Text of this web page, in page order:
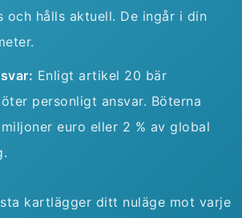
och hålls aktuell. De ingår i din
Enligt artikel 20 bär
personligt ansvar. Böterna
euro eller 2 % av global
kartlägger ditt nuläge mot varje